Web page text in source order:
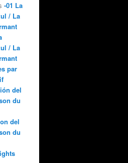
-01 La
/ La
/ La
par
del
du
del
du